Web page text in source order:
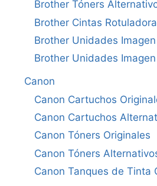
Brother Tóners
Brother Cintas
Brother Unidades
Brother Unidades
Canon
Canon Cartuchos
Canon Cartuchos
Canon Tóners Originales
Canon Tóners
Canon Tanques de Tinta